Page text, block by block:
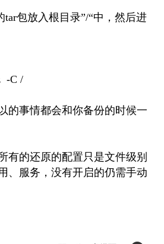
tar包放入根目录”/“中，然后进
-C /
的事情都会和你备份的时候一
有的还原的配置只是文件级别
、服务，没有开启的仍需手动